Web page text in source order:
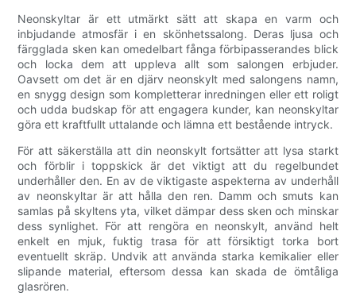
Neonskyltar är ett utmärkt sätt att skapa en varm och
inbjudande atmosfär i en skönhetssalong. Deras ljusa och
färgglada sken kan omedelbart fånga förbipasserandes blick
och locka dem att uppleva allt som salongen erbjuder.
Oavsett om det är en djärv neonskylt med salongens namn,
en snygg design som kompletterar inredningen eller ett roligt
och udda budskap för att engagera kunder, kan neonskyltar
göra ett kraftfullt uttalande och lämna ett bestående intryck.
För att säkerställa att din neonskylt fortsätter att lysa starkt
och förblir i toppskick är det viktigt att du regelbundet
underhåller den. En av de viktigaste aspekterna av underhåll
av neonskyltar är att hålla den ren. Damm och smuts kan
samlas på skyltens yta, vilket dämpar dess sken och minskar
dess synlighet. För att rengöra en neonskylt, använd helt
enkelt en mjuk, fuktig trasa för att försiktigt torka bort
eventuellt skräp. Undvik att använda starka kemikalier eller
slipande material, eftersom dessa kan skada de ömtåliga
glasrören.